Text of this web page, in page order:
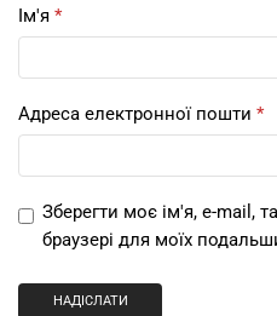
Ім'я *
Адреса електронної пошти *
Зберегти моє ім'я, e-mail,
браузері для моїх